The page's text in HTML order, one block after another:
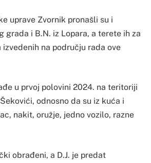
uprave Zvornik pronašli su i
grada i B.N. iz Lopara, a terete ih za
na području rada ove
u prvoj polovini 2024. na teritoriji
odnosno da su iz kuća i
nakit, oružje, jedno vozilo, razne
obrađeni, a D.J. je predat